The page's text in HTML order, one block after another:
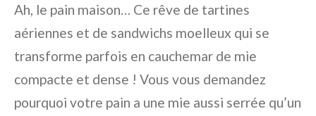
Ah, le pain maison… Ce rêve de tartines
aériennes et de sandwichs moelleux qui se
transforme parfois en cauchemar de mie
compacte et dense ! Vous vous demandez
pourquoi votre pain a une mie aussi serrée qu’un